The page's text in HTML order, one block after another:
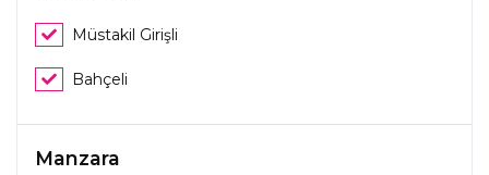
Müstakil Girişli
Bahçeli
Manzara